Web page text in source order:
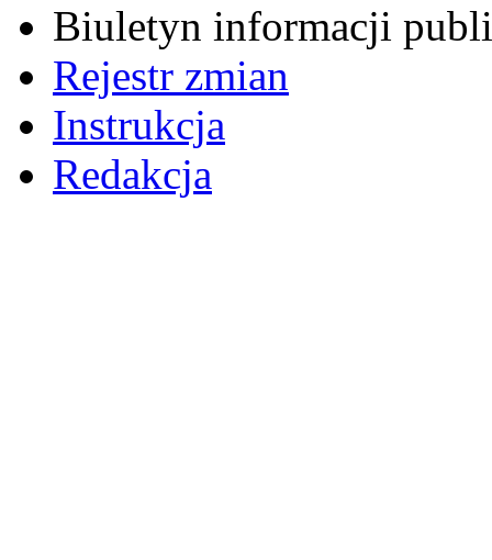
Biuletyn informacji
Rejestr zmian
Instrukcja
Redakcja